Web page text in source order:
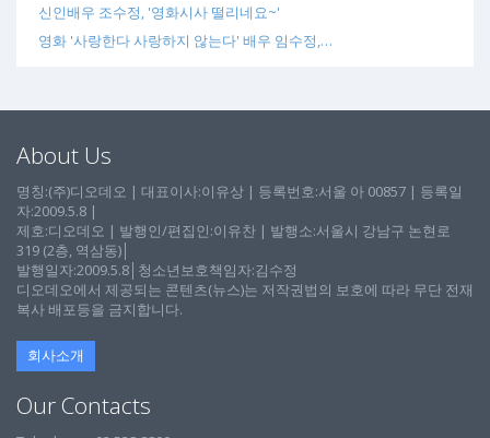
신인배우 조수정, '영화시사 떨리네요~'
영화 '사랑한다 사랑하지 않는다' 배우 임수정,…
About Us
명칭:(주)디오데오 | 대표이사:이유상 | 등록번호:서울 아 00857 | 등록일
자:2009.5.8 |
제호:디오데오 | 발행인/편집인:이유찬 | 발행소:서울시 강남구 논현로
319 (2층, 역삼동)│
발행일자:2009.5.8│청소년보호책임자:김수정
디오데오에서 제공되는 콘텐츠(뉴스)는 저작권법의 보호에 따라 무단 전재
복사 배포등을 금지합니다.
회사소개
Our Contacts